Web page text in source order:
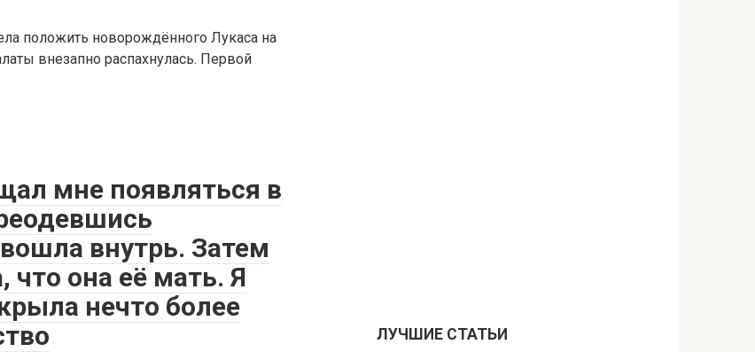
положить новорождённого Лукаса на
внезапно распахнулась. Первой
мне появляться в
внутрь. Затем
она её мать. Я
нечто более
ЛУЧШИЕ СТАТЬИ